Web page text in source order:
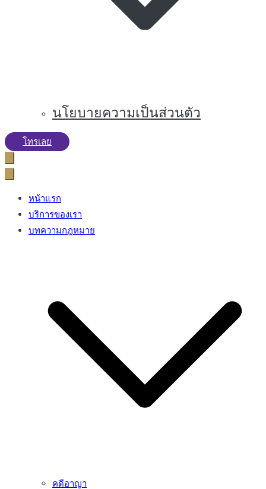
นโยบายความเป็นส่วนตัว
โทรเลย
หน้าแรก
บริการของเรา
บทความกฎหมาย
คดีอาญา